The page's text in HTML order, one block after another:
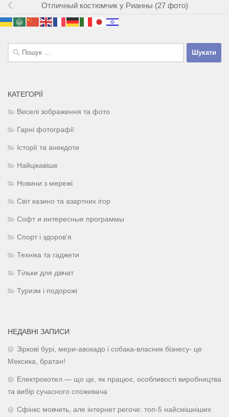
Отличный костюмчик у Рианны (27 фото)
Пошук:
КАТЕГОРІЇ
Веселі зображення та фото
Гарні фотографії
Історії та анекдоти
Найцікавіше
Новини з мережі
Світ казино та азартних ігор
Софт и интересные программы
Спорт і здоров'я
Техніка та гаджети
Тільки для дівчат
Туризм і подорожі
НЕДАВНІ ЗАПИСИ
Зіркові бурі, мери-авокадо і собака-власник бізнесу- це
Мексика, братан!
Електрокотел — що це, як працює, особливості виробництва
та вибір сучасного споживача
Сфінкс мовчить, але інтернет регоче: топ-5 найсмішніших